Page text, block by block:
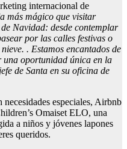
internacional de
más mágico que visitar
Navidad: desde contemplar
por las calles festivas o
. Estamos encantados de
una oportunidad única en la
de Santa en su oficina de
especiales, Airbnb
Omaiset ELO, una
a niños y jóvenes lapones
queridos.